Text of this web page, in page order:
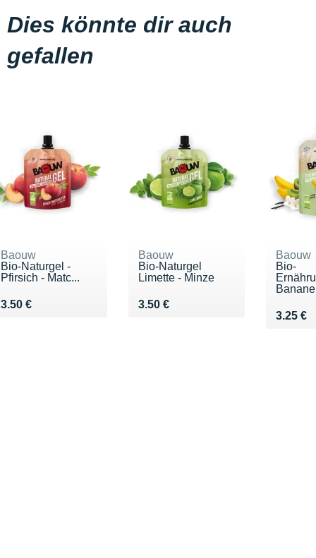
Dies könnte dir auch
gefallen
Baouw
Bio-Naturgel -
Pfirsich - Matc...
3.50 €
Vendu 3.50 €
Baouw
Bio-Naturgel
Limette - Minze
3.50 €
Vendu 3.50 €
Baouw
Bio-
3.25 €
Vendu